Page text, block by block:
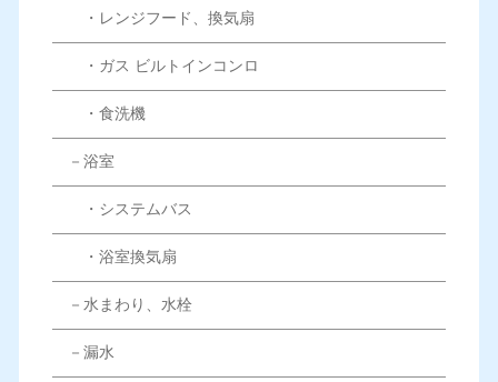
・レンジフード、換気扇
・ガス ビルトインコンロ
・食洗機
－浴室
・システムバス
・浴室換気扇
－水まわり、水栓
－漏水